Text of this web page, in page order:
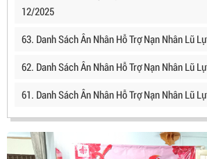
12/2025
63. Danh Sách Ân Nhân Hỗ Trợ Nạn Nhân Lũ
62. Danh Sách Ân Nhân Hỗ Trợ Nạn Nhân Lũ
61. Danh Sách Ân Nhân Hỗ Trợ Nạn Nhân Lũ